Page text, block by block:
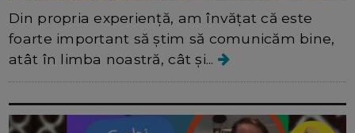
Din propria experiență, am învățat că este
foarte important să știm să comunicăm bine,
atât în limba noastră, cât și...